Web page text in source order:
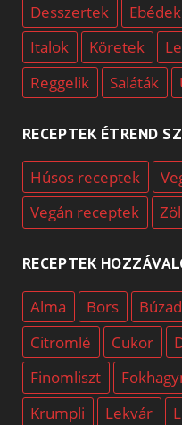
Desszertek Ebédek
Italok
Köretek
Reggelik
Saláták
RECEPTEK ÉTREND
Húsos receptek
Vegán receptek
RECEPTEK
Alma Bors
Citromlé
Cukor
Finomliszt
Krumpli
Lekvár